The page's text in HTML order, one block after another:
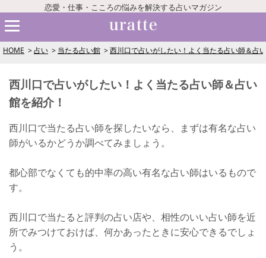
恋愛・仕事・こころの悩みを解決する占いマガジン
HOME 占い 当たる占い館 西川口で占いがしたい！よく当たる占い師＆占
西川口で占いがしたい！よく当たる占い師＆占い
館を紹介！
西川口で当たる占い師を探したいなら、まずは有名な占い
師がいるかどうか調べてみましょう。
都心部でなくても的中率の高い有名な占い師はいるもので
す。
西川口で当たると評判の占い店や、相性のいい占い師を近
所でみつけておけば、何かあったときに安心できるでしょ
う。